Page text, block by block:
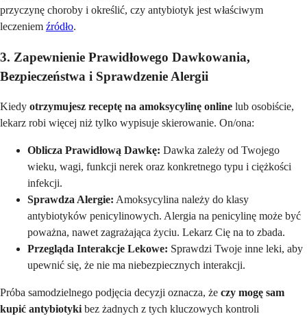
przyczynę choroby i określić, czy antybiotyk jest właściwym
leczeniem źródło.
3. Zapewnienie Prawidłowego Dawkowania,
Bezpieczeństwa i Sprawdzenie Alergii
Kiedy otrzymujesz receptę na amoksycylinę online lub osobiście,
lekarz robi więcej niż tylko wypisuje skierowanie. On/ona:
Oblicza Prawidłową Dawkę: Dawka zależy od Twojego
wieku, wagi, funkcji nerek oraz konkretnego typu i ciężkości
infekcji.
Sprawdza Alergie: Amoksycylina należy do klasy
antybiotyków penicylinowych. Alergia na penicylinę może być
poważna, nawet zagrażająca życiu. Lekarz Cię na to zbada.
Przegląda Interakcje Lekowe: Sprawdzi Twoje inne leki, aby
upewnić się, że nie ma niebezpiecznych interakcji.
Próba samodzielnego podjęcia decyzji oznacza, że czy mogę sam
kupić antybiotyki bez żadnych z tych kluczowych kontroli